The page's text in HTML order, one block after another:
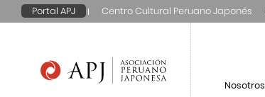
Portal APJ Centro Cultural Peruano Japonés
Nosotros